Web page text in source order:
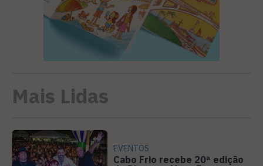
Mais Lidas
EVENTOS
Cabo Frio recebe 20ª edição